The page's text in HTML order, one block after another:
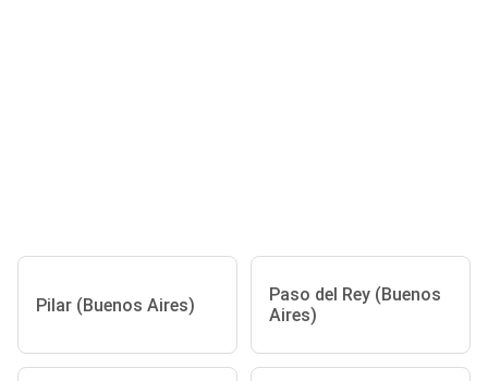
Pilar (Buenos Aires)
Paso del Rey (Buenos
Aires)